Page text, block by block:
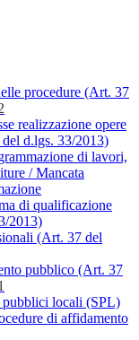
procedure (Art. 37
realizzazione opere
d.lgs. 33/2013)
di lavori,
/ Mancata
di qualificazione
2013)
(Art. 37 del
pubblico (Art. 37
locali (SPL)
di affidamento